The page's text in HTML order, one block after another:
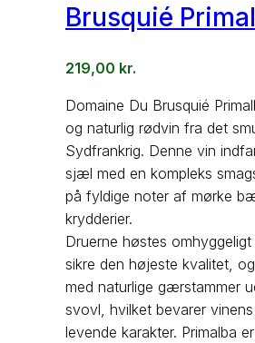
Brusquié
219,00 kr.
Domaine Du Brusquié
og naturlig rødvin fra det
Sydfrankrig. Denne vin
sjæl med en kompleks
på fyldige noter af mørke
krydderier.
Druerne høstes
sikre den højeste kvalitet,
med naturlige gærstammer
svovl, hvilket bevarer
levende karakter. Primalba